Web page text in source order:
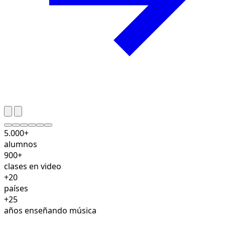
5.000+
alumnos
900+
clases en video
+20
países
+25
años enseñando música